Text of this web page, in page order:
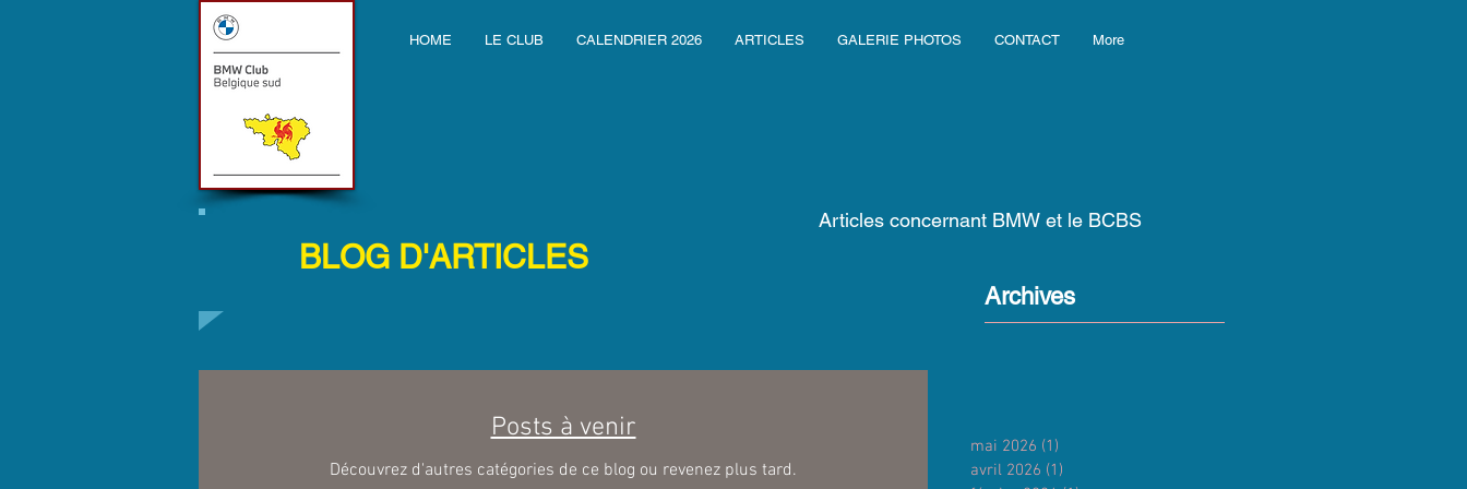
HOME LE CLUB CALENDRIER 2026 ARTICLES GALERIE PHOTOS CONTACT More
BLOG D'ARTICLES
Articles concernant BMW et le BCBS
Archives
Posts à venir
Découvrez d'autres catégories de ce blog ou revenez plus tard.
mai 2026 (1)
avril 2026 (1)